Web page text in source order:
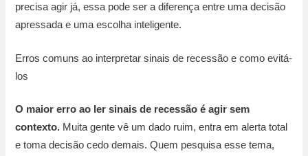
precisa agir já, essa pode ser a diferença entre uma decisão
apressada e uma escolha inteligente.
Erros comuns ao interpretar sinais de recessão e como evitá-
los
O maior erro ao ler sinais de recessão é agir sem
contexto. Muita gente vê um dado ruim, entra em alerta total
e toma decisão cedo demais. Quem pesquisa esse tema,